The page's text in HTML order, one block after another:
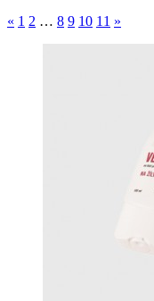
« 1 2 … 8 9 10 11 »